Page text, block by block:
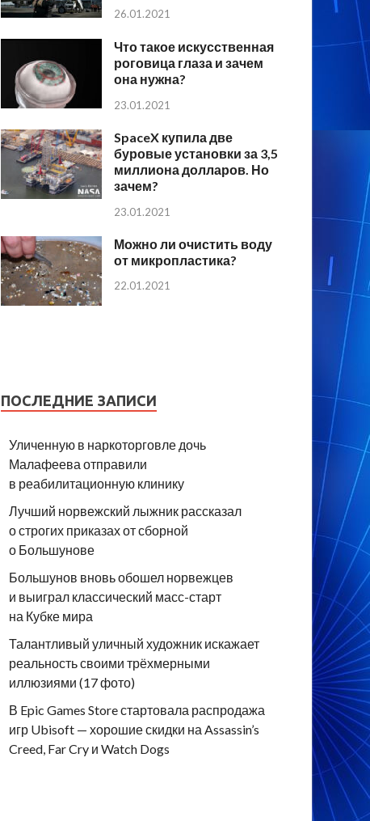
26.01.2021
Что такое искусственная
роговица глаза и зачем
она нужна?
23.01.2021
SpaceX купила две
буровые установки за 3,5
миллиона долларов. Но
зачем?
23.01.2021
Можно ли очистить воду
от микропластика?
22.01.2021
ПОСЛЕДНИЕ ЗАПИСИ
Уличенную в наркоторговле дочь
Малафеева отправили
в реабилитационную клинику
Лучший норвежский лыжник рассказал
о строгих приказах от сборной
о Большунове
Большунов вновь обошел норвежцев
и выиграл классический масс-старт
на Кубке мира
Талантливый уличный художник искажает
реальность своими трёхмерными
иллюзиями (17 фото)
В Epic Games Store стартовала распродажа
игр Ubisoft — хорошие скидки на Assassin’s
Creed, Far Cry и Watch Dogs